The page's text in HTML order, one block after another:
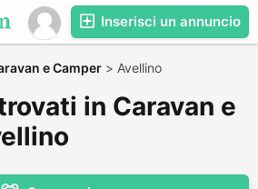
Inserisci un annuncio
e Camper > Avellino
in Caravan e